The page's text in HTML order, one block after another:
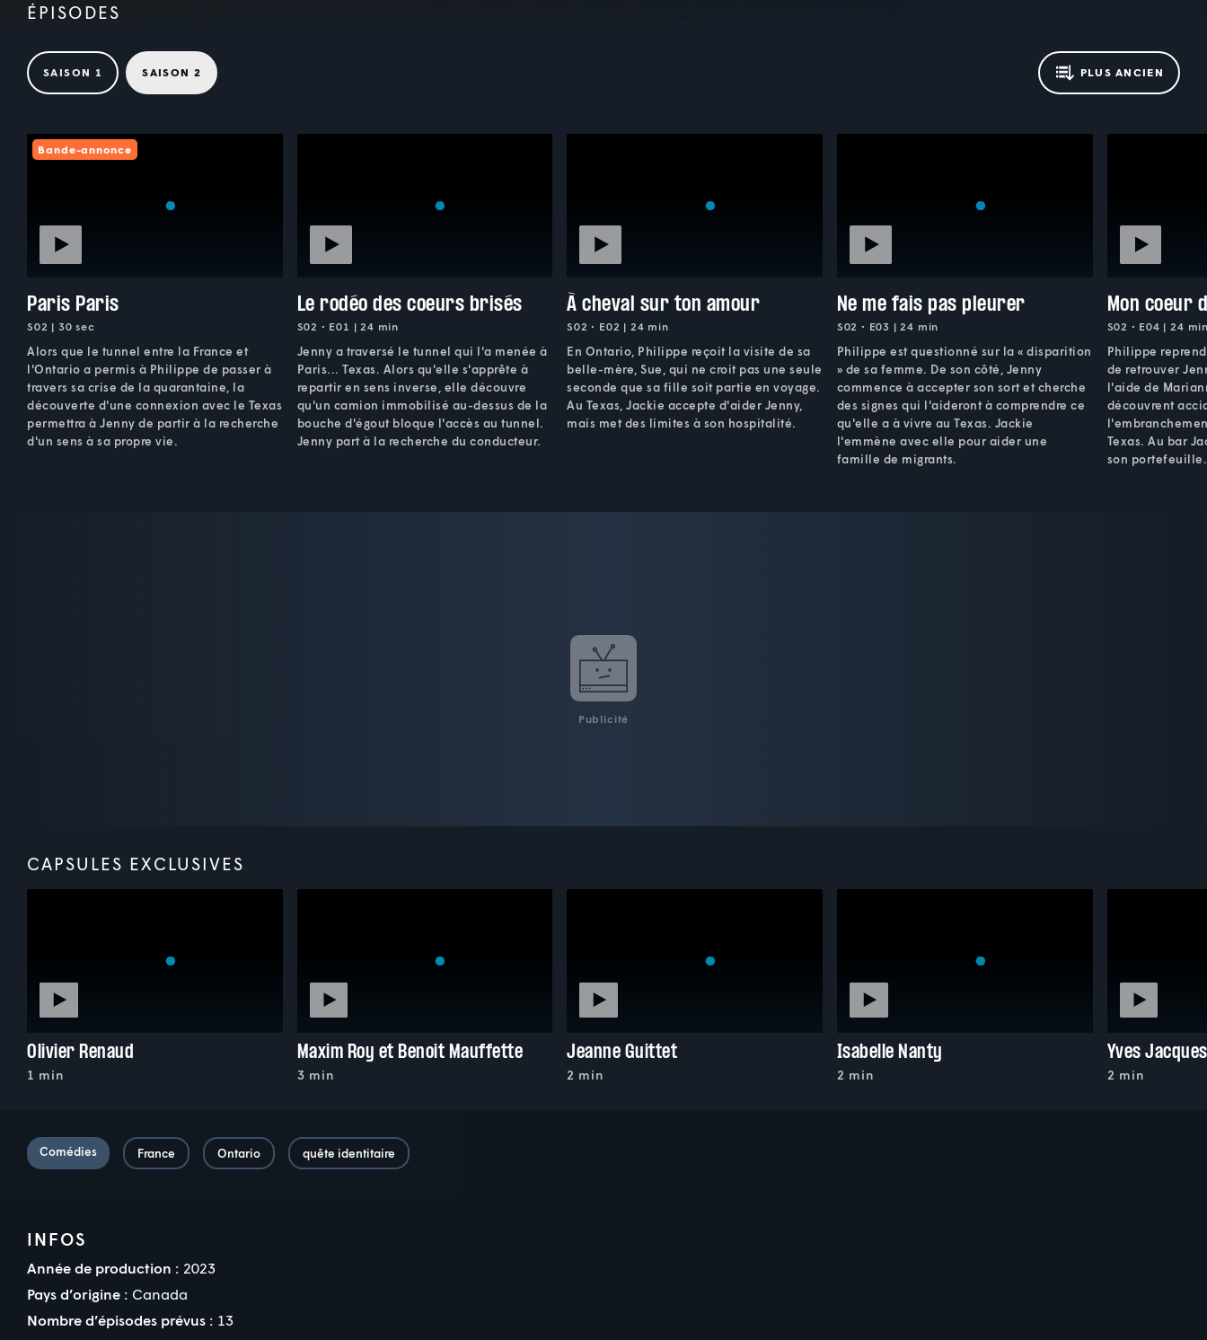
ÉPISODES
SAISON 1 SAISON 2 PLUS ANCIEN
Bande-annonce
Paris Paris
S02 | 30 sec
Alors que le tunnel entre la France et
l'Ontario a permis à Philippe de passer à
travers sa crise de la quarantaine, la
découverte d'une connexion avec le Texas
permettra à Jenny de partir à la recherche
d'un sens à sa propre vie.
Le rodéo des coeurs brisés
S02 • E01 | 24 min
Jenny a traversé le tunnel qui l'a menée à
Paris... Texas. Alors qu'elle s'apprête à
repartir en sens inverse, elle découvre
qu'un camion immobilisé au-dessus de la
bouche d'égout bloque l'accès au tunnel.
Jenny part à la recherche du conducteur.
À cheval sur ton amour
S02 • E02 | 24 min
En Ontario, Philippe reçoit la visite de sa
belle-mère, Sue, qui ne croit pas une seule
seconde que sa fille soit partie en voyage.
Au Texas, Jackie accepte d'aider Jenny,
mais met des limites à son hospitalité.
Ne me fais pas pleurer
S02 • E03 | 24 min
Philippe est questionné sur la « disparition
» de sa femme. De son côté, Jenny
commence à accepter son sort et cherche
des signes qui l'aideront à comprendre ce
qu'elle a à vivre au Texas. Jackie
l'emmène avec elle pour aider une
famille de migrants.
Mon coeur
S02 • E04 | 24
Philippe
de retrouver
l'aide de
découvrent
Texas. Au bar
son portefeuille.
Publicité
CAPSULES EXCLUSIVES
Olivier Renaud
1 min
Maxim Roy et Benoit Mauffette
3 min
Jeanne Guittet
2 min
Isabelle Nanty
2 min
Yves Jacques
2 min
Comédies France Ontario quête identitaire
INFOS
Année de production : 2023
Pays d’origine : Canada
Nombre d’épisodes prévus : 13